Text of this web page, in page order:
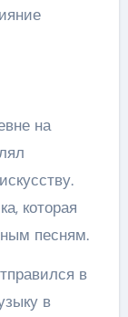
на
которая
песням.
в
в